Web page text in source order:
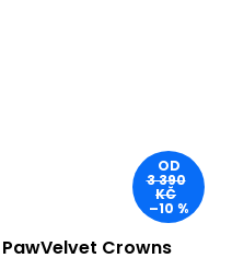
OD
3 390
KČ
–10 %
Crowns